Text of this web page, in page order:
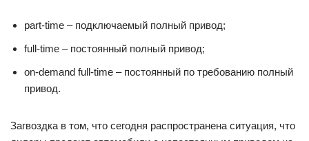
part-time – подключаемый полный привод;
full-time – постоянный полный привод;
on-demand full-time – постоянный по требованию полный
привод.
Загвоздка в том, что сегодня распространена ситуация, что